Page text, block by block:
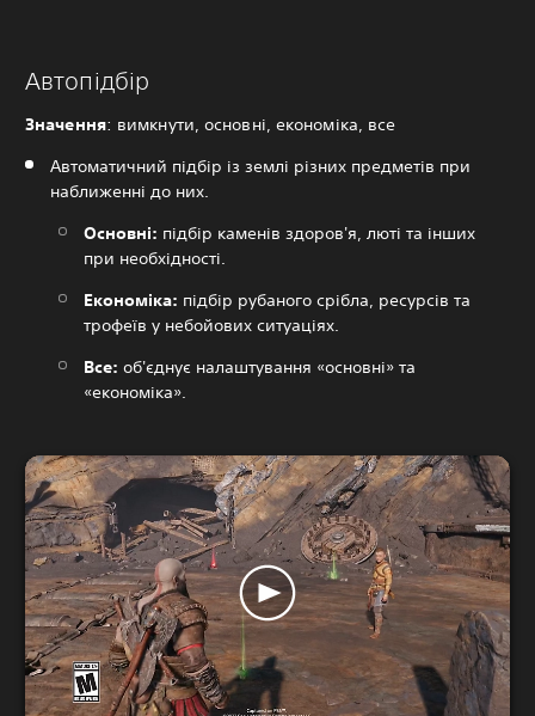
Автопідбір
Значення: вимкнути, основні, економіка, все
Автоматичний підбір із землі різних предметів при
наближенні до них.
Основні: підбір каменів здоров'я, люті та інших
при необхідності.
Економіка: підбір рубаного срібла, ресурсів та
трофеїв у небойових ситуаціях.
Все: об'єднує налаштування «основні» та
«економіка».